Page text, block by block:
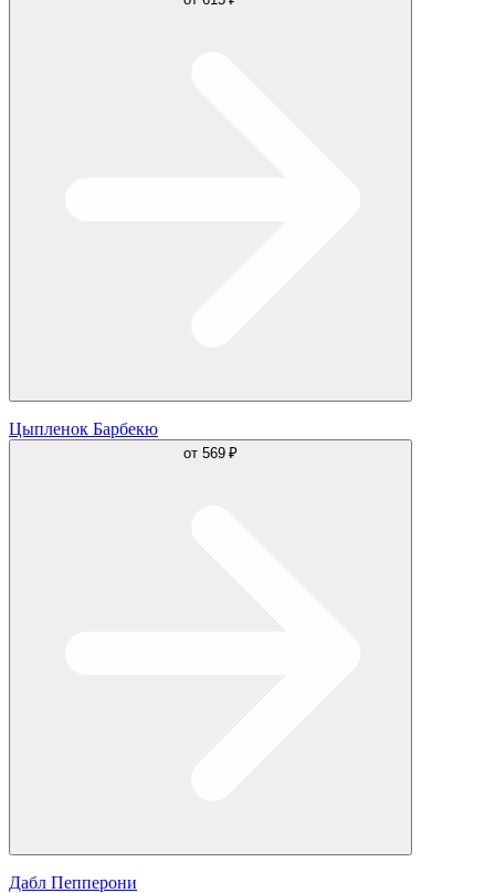
Цыпленок Барбекю
от 569 ₽
Дабл Пепперони